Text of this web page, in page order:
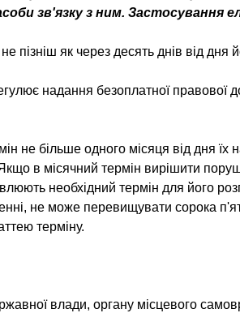
зв'язку з ним. Застосування
як через десять днів від дня
надання безоплатної правової
не більше одного місяця від дня їх
в місячний термін вирішити
необхідний термін для його
не може перевищувати сорока
терміну.
влади, органу місцевого